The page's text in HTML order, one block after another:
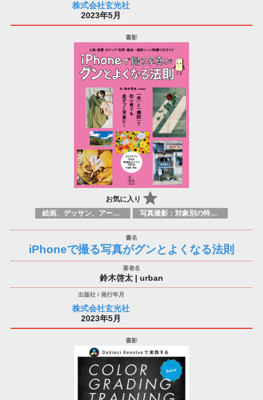
株式会社玄光社
2023年5月
お気に入り
絵画、デッサン、アートマニュアル 写真撮影：対象別の特定のテクニック、原理
iPhoneで撮る写真がグンとよくなる法則
鈴木啓太 | urban
株式会社玄光社
2023年5月